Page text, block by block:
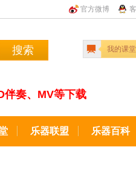
官方微博
搜索 我的课堂
伴奏、MV等下载
乐器联盟 乐器百科